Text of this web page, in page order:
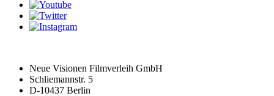
Neue Visionen Filmverleih GmbH
Schliemannstr. 5
D-10437 Berlin